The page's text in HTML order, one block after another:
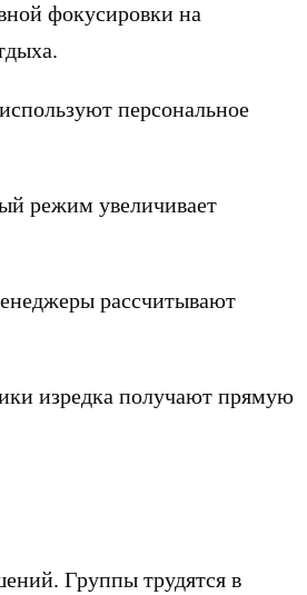
фокусировки на
персональное
режим увеличивает
рассчитывают
изредка получают прямую
Группы трудятся в